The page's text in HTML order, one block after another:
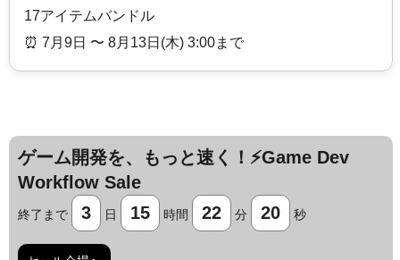
17アイテムバンドル
⏰️ 7月9日 〜 8月13日(木) 3:00まで
ゲーム開発を、もっと速く！⚡️Game Dev
Workflow Sale
終了まで 3 日 15 時間 22 分 19 秒